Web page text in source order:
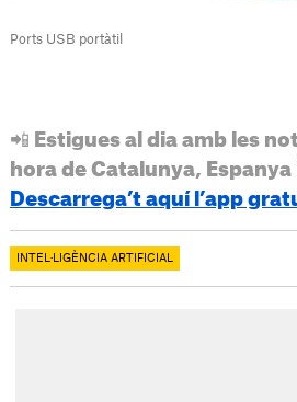
Ports USB portàtil
📲 Estigues al dia amb les
hora de Catalunya,
Descarrega’t aquí l’app
INTEL·LIGÈNCIA ARTIFICIAL